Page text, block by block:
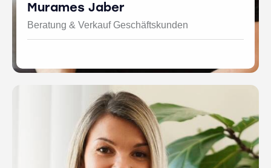
Murames Jaber
Beratung & Verkauf Geschäftskunden